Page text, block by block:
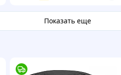
Показать еще